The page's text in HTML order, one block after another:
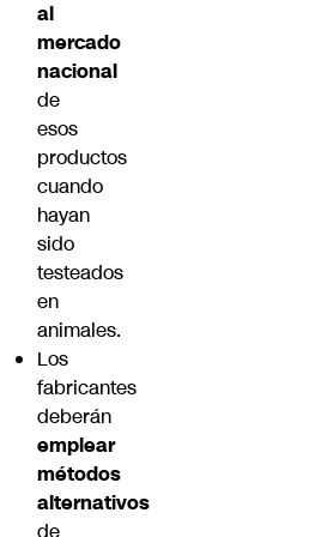
al
mercado
nacional
de
esos
productos
cuando
hayan
sido
testeados
en
animales.
Los
fabricantes
deberán
emplear
métodos
alternativos
de